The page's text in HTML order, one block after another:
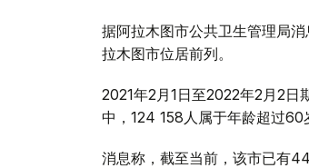
据阿拉木图市公共卫生管理局
拉木图市位居前列。
2021年2月1日至2022年2月2
中，124 158人属于年龄超过60
消息称，截至当前，该市已有